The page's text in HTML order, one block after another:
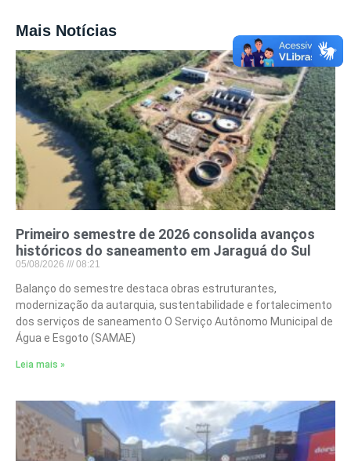
Mais Notícias
Primeiro semestre de 2026 consolida avanços
históricos do saneamento em Jaraguá do Sul
05/08/2026 08:21
Balanço do semestre destaca obras estruturantes,
modernização da autarquia, sustentabilidade e fortalecimento
dos serviços de saneamento O Serviço Autônomo Municipal de
Água e Esgoto (SAMAE)
Leia mais »